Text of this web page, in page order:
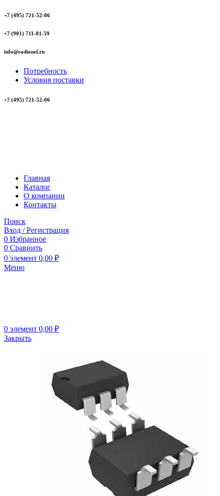
+7 (495) 721-52-06
+7 (901) 711-81-59
info@radionel.ru
Потребность
Условия поставки
+7 (495) 721-52-06
Главная
Каталог
О компании
Контакты
Поиск
Вход / Регистрация
0 Избранное
0 Сравнить
0 элемент 0,00 ₽
Меню
0 элемент 0,00 ₽
Закрыть